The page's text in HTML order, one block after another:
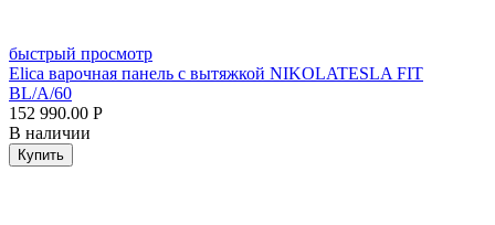
быстрый просмотр
Elica варочная панель с вытяжкой NIKOLATESLA FIT
BL/A/60
152 990.00 Р
В наличии
Купить